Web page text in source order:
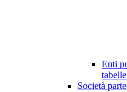
Enti
Società